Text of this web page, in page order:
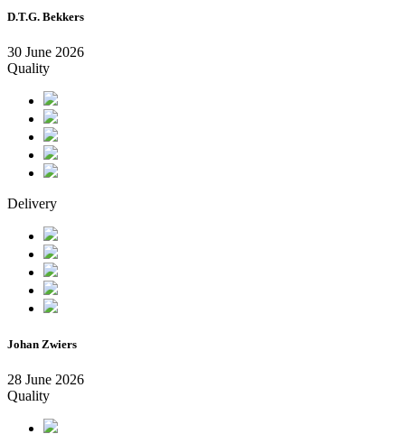
D.T.G. Bekkers
30 June 2026
Quality
Delivery
Johan Zwiers
28 June 2026
Quality